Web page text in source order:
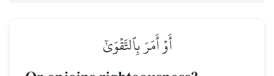
أَوۡ أَمَرَ بِٱلتَّقۡوَىٰٓ